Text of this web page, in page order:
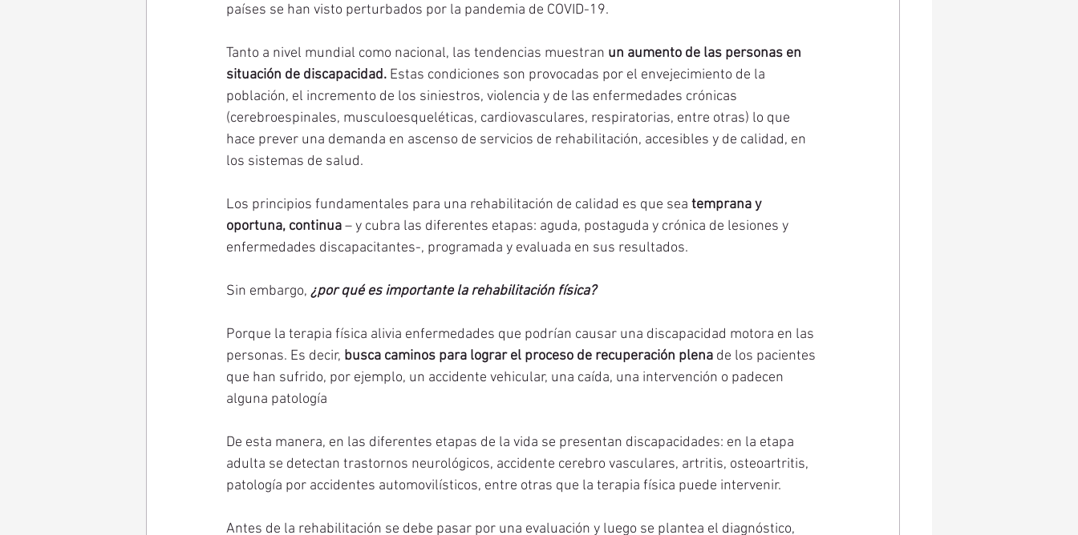
países se han visto perturbados por la pandemia de COVID-19.
Tanto a nivel mundial como nacional, las tendencias muestran un aumento de las personas en
situación de discapacidad. Estas condiciones son provocadas por el envejecimiento de la
población, el incremento de los siniestros, violencia y de las enfermedades crónicas
(cerebroespinales, musculoesqueléticas, cardiovasculares, respiratorias, entre otras) lo que
hace prever una demanda en ascenso de servicios de rehabilitación, accesibles y de calidad, en
los sistemas de salud.
Los principios fundamentales para una rehabilitación de calidad es que sea temprana y
oportuna, continua – y cubra las diferentes etapas: aguda, postaguda y crónica de lesiones y
enfermedades discapacitantes-, programada y evaluada en sus resultados.
Sin embargo, ¿por qué es importante la rehabilitación física?
Porque la terapia física alivia enfermedades que podrían causar una discapacidad motora en las
personas. Es decir, busca caminos para lograr el proceso de recuperación plena de los pacientes
que han sufrido, por ejemplo, un accidente vehicular, una caída, una intervención o padecen
alguna patología
De esta manera, en las diferentes etapas de la vida se presentan discapacidades: en la etapa
adulta se detectan trastornos neurológicos, accidente cerebro vasculares, artritis, osteoartritis,
patología por accidentes automovilísticos, entre otras que la terapia física puede intervenir.
Antes de la rehabilitación se debe pasar por una evaluación y luego se plantea el diagnóstico,